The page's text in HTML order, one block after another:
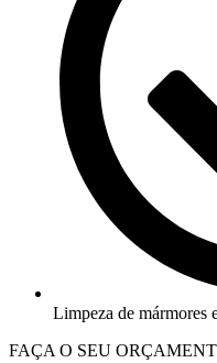
Limpeza de mármores
FAÇA O SEU